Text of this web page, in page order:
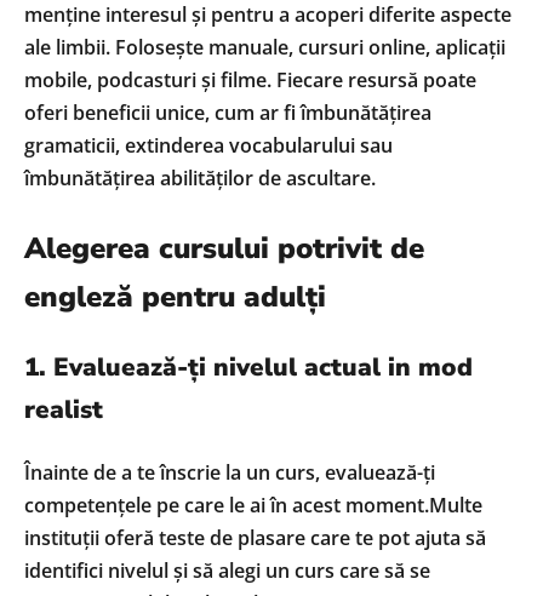
menține interesul și pentru a acoperi diferite aspecte
ale limbii. Folosește manuale, cursuri online, aplicații
mobile, podcasturi și filme. Fiecare resursă poate
oferi beneficii unice, cum ar fi îmbunătățirea
gramaticii, extinderea vocabularului sau
îmbunătățirea abilităților de ascultare.
Alegerea cursului potrivit de
engleză pentru adulți
1. Evaluează-ți nivelul actual in mod
realist
Înainte de a te înscrie la un curs, evaluează-ți
competențele pe care le ai în acest moment.Multe
instituții oferă teste de plasare care te pot ajuta să
identifici nivelul și să alegi un curs care să se